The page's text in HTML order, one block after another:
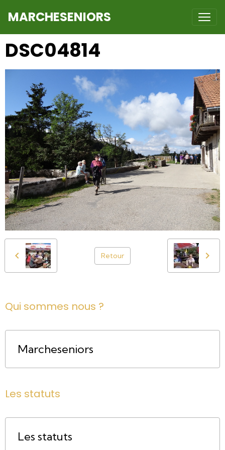
MARCHESENIORS
DSC04814
Retour
Qui sommes nous ?
Marcheseniors
Les statuts
Les statuts